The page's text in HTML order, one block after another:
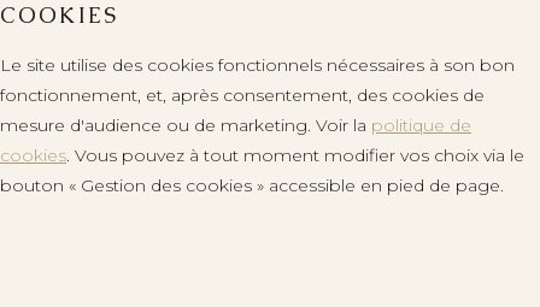
COOKIES
Le site utilise des cookies fonctionnels nécessaires à son bon
fonctionnement, et, après consentement, des cookies de
mesure d'audience ou de marketing. Voir la politique de
cookies. Vous pouvez à tout moment modifier vos choix via le
bouton « Gestion des cookies » accessible en pied de page.